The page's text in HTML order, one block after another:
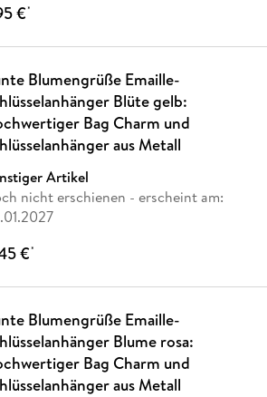
€*
Blumengrüße Emaille-
Blüte gelb:
Bag Charm und
aus Metall
Artikel
nicht erschienen - erscheint am:
€*
Blumengrüße Emaille-
Blume rosa:
Bag Charm und
aus Metall